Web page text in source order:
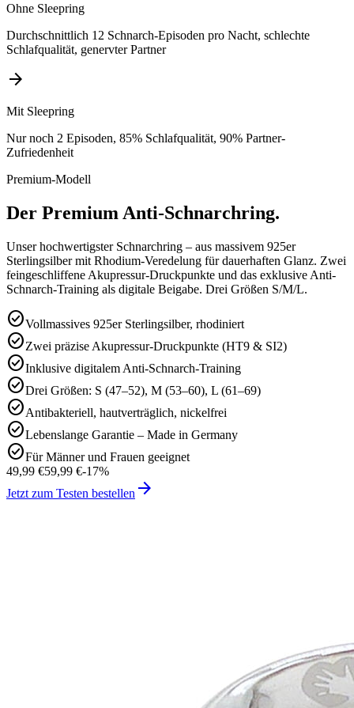
Ohne Sleepring
Durchschnittlich 12 Schnarch-Episoden pro Nacht, schlechte
Schlafqualität, genervter Partner
arrow_forward
Mit Sleepring
Nur noch 2 Episoden, 85% Schlafqualität, 90% Partner-
Zufriedenheit
Premium-Modell
Der Premium Anti-Schnarchring.
Unser hochwertigster Schnarchring – aus massivem 925er
Sterlingsilber mit Rhodium-Veredelung für dauerhaften Glanz. Zwei
feingeschliffene Akupressur-Druckpunkte und das exklusive Anti-
Schnarch-Training als digitale Beigabe. Drei Größen S/M/L.
check_circleVollmassives 925er Sterlingsilber, rhodiniert
check_circleZwei präzise Akupressur-Druckpunkte (HT9 & SI2)
check_circleInklusive digitalem Anti-Schnarch-Training
check_circleDrei Größen: S (47–52), M (53–60), L (61–69)
check_circleAntibakteriell, hautverträglich, nickelfrei
check_circleLebenslange Garantie – Made in Germany
check_circleFür Männer und Frauen geeignet
49,99 €59,99 €-17%
Jetzt zum Testen bestellen arrow_forward